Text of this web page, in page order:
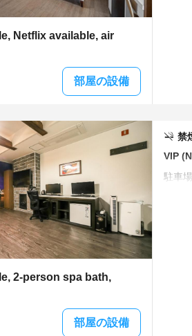
Netflix available, air
部屋の設備
2-person spa bath,
部屋の設備
VIP
禁